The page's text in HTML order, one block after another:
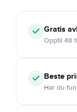
Gratis
Opptil 48
Beste
Har du